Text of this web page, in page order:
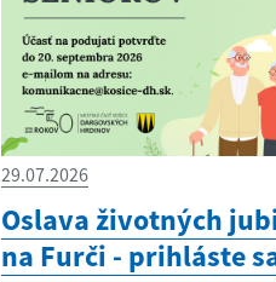
29.07.2026
Oslava životných
na Furči - prihláste